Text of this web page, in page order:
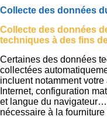
Collecte des données
Collecte des données
techniques à des fins
Certaines des données
collectées
incluent notamment votre
Internet, configuration
et langue du
nécessaire à la